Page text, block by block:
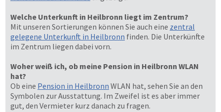
Welche Unterkunft in Heilbronn liegt im Zentrum?
Mit unseren Sortierungen können Sie auch eine zentral
gelegene Unterkunft in Heilbronn finden. Die Unterkünfte
im Zentrum liegen dabei vorn.
Woher weiß ich, ob meine Pension in Heilbronn WLAN
hat?
Ob eine Pension in Heilbronn WLAN hat, sehen Sie an den
Symbolen zur Ausstattung. Im Zweifel ist es aber immer
gut, den Vermieter kurz danach zu fragen.